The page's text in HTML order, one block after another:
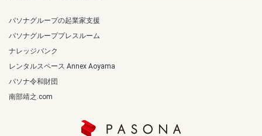
パソナグループの起業家支援
パソナグループプレスルーム
ナレッジバンク
レンタルスペース Annex Aoyama
パソナ令和財団
南部靖之.com